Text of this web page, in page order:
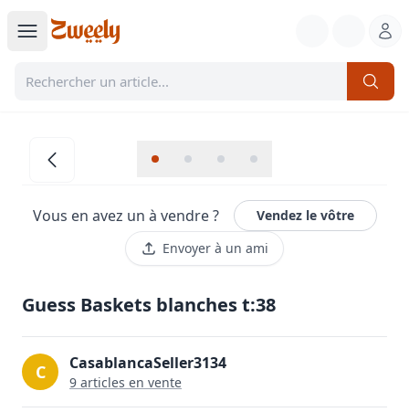
Vous en avez un à vendre ?
Vendez le vôtre
Envoyer à un ami
Guess Baskets blanches t:38
C CasablancaSeller3134
9 articles en vente